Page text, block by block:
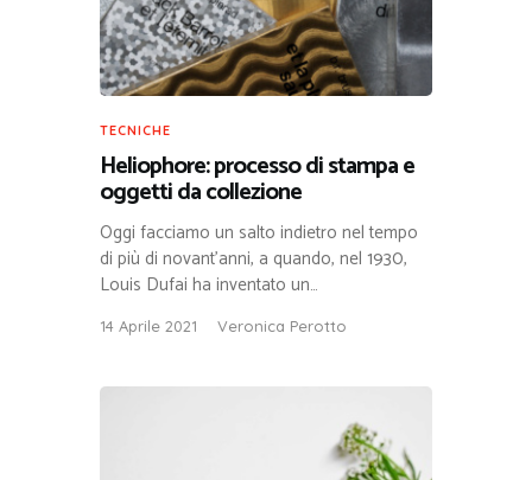
TECNICHE
Heliophore: processo di stampa e
oggetti da collezione
Oggi facciamo un salto indietro nel tempo
di più di novant’anni, a quando, nel 1930,
Louis Dufai ha inventato un…
14 Aprile 2021 Veronica Perotto